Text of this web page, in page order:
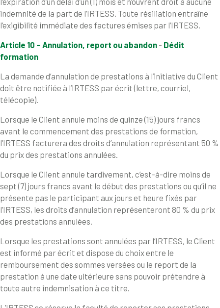
indemnité de la part de l’IRTESS. Toute résiliation entraîne
l’exigibilité immédiate des factures émises par l’IRTESS.
Article 10 – Annulation, report ou abandon - Dédit
formation
La demande d’annulation de prestations à l’initiative du Client
doit être notifiée à l’IRTESS par écrit (lettre, courriel,
télécopie).
Lorsque le Client annule moins de quinze (15) jours francs
avant le commencement des prestations de formation,
l’IRTESS facturera des droits d’annulation représentant 50 %
du prix des prestations annulées.
Lorsque le Client annule tardivement, c’est-à-dire moins de
sept (7) jours francs avant le début des prestations ou qu’il ne
présente pas le participant aux jours et heure fixés par
l’IRTESS, les droits d’annulation représenteront 80 % du prix
des prestations annulées.
Lorsque les prestations sont annulées par l’IRTESS, le Client
est informé par écrit et dispose du choix entre le
remboursement des sommes versées ou le report de la
prestation à une date ultérieure sans pouvoir prétendre à
toute autre indemnisation à ce titre.